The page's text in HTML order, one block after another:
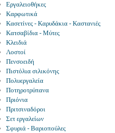
Εργαλειοθήκες
Καρφωτικά
Κασετίνες - Καρυδάκια - Καστανιές
Κατσαβίδια - Μύτες
Κλειδιά
Λοστοί
Πενσοειδή
Πιστόλια σιλικόνης
Πολυεργαλεία
Ποτηροτρύπανα
Πριόνια
Πριτσιναδόροι
Σετ εργαλείων
Σφυριά - Βαριοπούλες